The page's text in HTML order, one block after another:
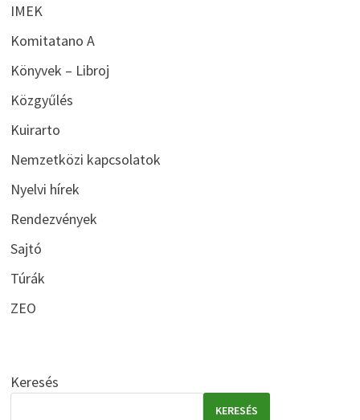
IMEK
Komitatano A
Könyvek – Libroj
Közgyűlés
Kuirarto
Nemzetközi kapcsolatok
Nyelvi hírek
Rendezvények
Sajtó
Túrák
ZEO
Keresés
KERESÉS